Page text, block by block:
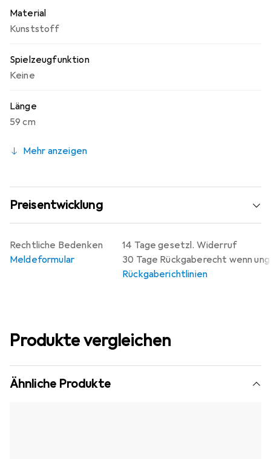
Material
Kunststoff
Spielzeugfunktion
Keine
Länge
59 cm
Mehr anzeigen
Preisentwicklung
14 Tage gesetzl. Widerruf
30 Tage Rückgaberecht wenn
Rückgaberichtlinien
Rechtliche Bedenken
Meldeformular
Produkte vergleichen
Ähnliche Produkte